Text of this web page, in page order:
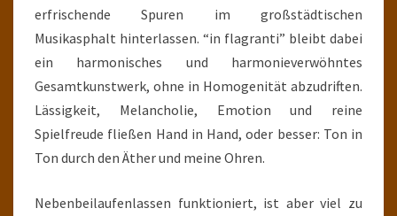
erfrischende Spuren im großstädtischen
Musikasphalt hinterlassen. “in flagranti” bleibt dabei
ein harmonisches und harmonieverwöhntes
Gesamtkunstwerk, ohne in Homogenität abzudriften.
Lässigkeit, Melancholie, Emotion und reine
Spielfreude fließen Hand in Hand, oder besser: Ton in
Ton durch den Äther und meine Ohren.
Nebenbeilaufenlassen funktioniert, ist aber viel zu